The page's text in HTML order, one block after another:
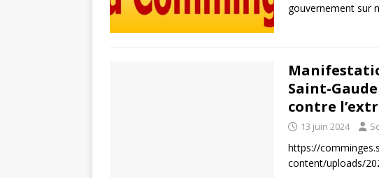
gouvernement sur
Saint-
contre
13 juin 2024
https://
content/uploads/